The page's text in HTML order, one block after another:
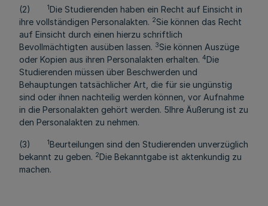
(2) 1Die Studierenden haben ein Recht auf Einsicht in
ihre vollständigen Personalakten. 2Sie können das Recht
auf Einsicht durch einen hierzu schriftlich
Bevollmächtigten ausüben lassen. 3Sie können Auszüge
oder Kopien aus ihren Personalakten erhalten. 4Die
Studierenden müssen über Beschwerden und
Behauptungen tatsächlicher Art, die für sie ungünstig
sind oder ihnen nachteilig werden können, vor Aufnahme
in die Personalakten gehört werden. 5Ihre Äußerung ist zu
den Personalakten zu nehmen.
(3) 1Beurteilungen sind den Studierenden unverzüglich
bekannt zu geben. 2Die Bekanntgabe ist aktenkundig zu
machen.